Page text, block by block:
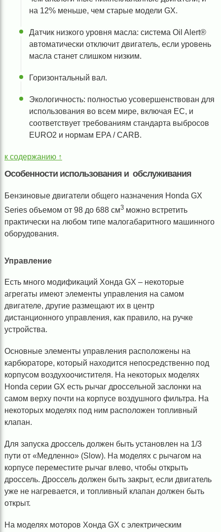
на 12% меньше, чем старые модели GX.
Датчик низкого уровня масла: система Oil Alert®
автоматически отключит двигатель, если уровень
масла станет слишком низким.
Горизонтальный вал.
Экологичность: полностью усовершенствован для
использования во всем мире, включая ЕС, и
соответствует требованиям стандарта выбросов
EURO2 и нормам EPA / CARB.
к содержанию ↑
Особенности использования и обслуживания
Бензиновые двигатели общего назначения Honda GX
Series объемом от 98 до 688 см3можно встретить
практически на любом типе малогабаритного машинного
оборудования.
Управление
Есть много модификаций Хонда GX – некоторые
агрегаты имеют элементы управления на самом
двигателе, другие размещают их в центр
дистанционного управления, как правило, на ручке
устройства.
Основные элементы управления расположены на
карбюраторе, который находится непосредственно под
корпусом воздухоочистителя. На некоторых моделях
Honda серии GX есть рычаг дроссельной заслонки на
самом верху почти на корпусе воздушного фильтра. На
некоторых моделях под ним расположен топливный
клапан.
Для запуска дроссель должен быть установлен на 1/3
пути от «Медленно» (Slow). На моделях с рычагом на
корпусе переместите рычаг влево, чтобы открыть
дроссель. Дроссель должен быть закрыт, если двигатель
уже не нагревается, и топливный клапан должен быть
открыт.
На моделях моторов Хонда GX с электрическим